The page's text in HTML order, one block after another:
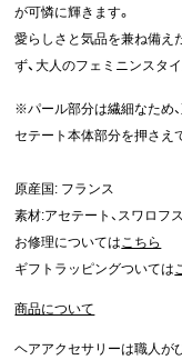
が可憐に輝きます。
愛らしさと気品を兼ね備え
ず、大人のフェミニンスタ
※パール部分は繊細なため
セテート本体部分を押さえ
原産国: フランス
素材:アセテート、スワロフ
お修理についてはこちら
ギフトラッピングついては
商品について
ヘアアクセサリーは職人が